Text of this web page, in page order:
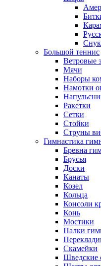
Большой теннис
Ветровые
Мячи
Наборы
Намотки
Ракетки
Сетки
Стойки
Струны
Гимнастика
Бревна
Брусья
Доски
Канаты
Козел
Кольца
Консоли
Конь
Мостики
Палки
Скамейки
Шведские